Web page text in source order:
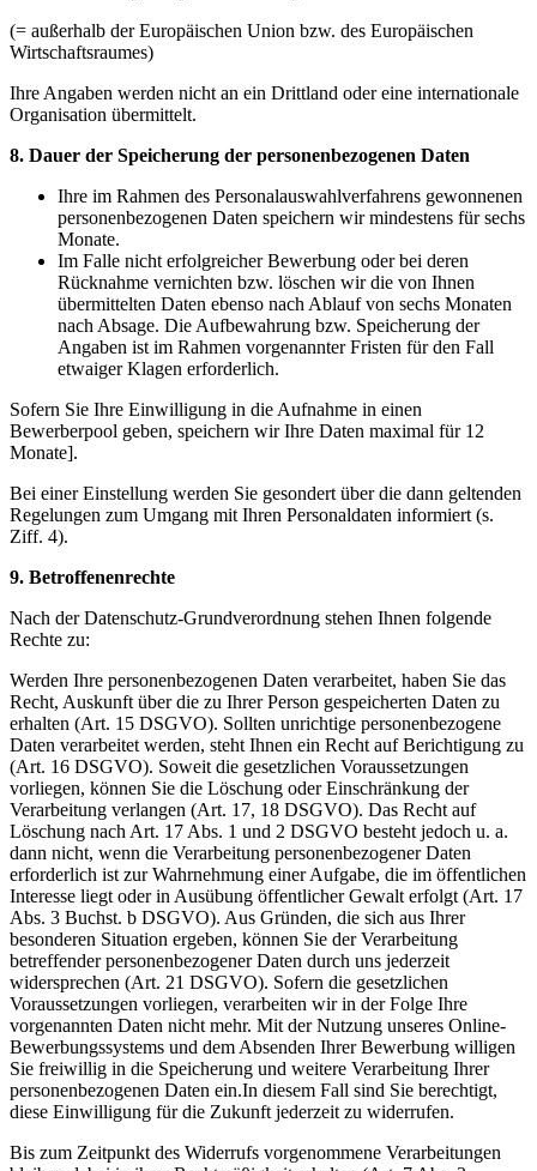
(= außerhalb der Europäischen Union bzw. des Europäischen
Wirtschaftsraumes)
Ihre Angaben werden nicht an ein Drittland oder eine internationale
Organisation übermittelt.
8. Dauer der Speicherung der personenbezogenen Daten
Ihre im Rahmen des Personalauswahlverfahrens gewonnenen
personenbezogenen Daten speichern wir mindestens für sechs
Monate.
Im Falle nicht erfolgreicher Bewerbung oder bei deren
Rücknahme vernichten bzw. löschen wir die von Ihnen
übermittelten Daten ebenso nach Ablauf von sechs Monaten
nach Absage. Die Aufbewahrung bzw. Speicherung der
Angaben ist im Rahmen vorgenannter Fristen für den Fall
etwaiger Klagen erforderlich.
Sofern Sie Ihre Einwilligung in die Aufnahme in einen
Bewerberpool geben, speichern wir Ihre Daten maximal für 12
Monate].
Bei einer Einstellung werden Sie gesondert über die dann geltenden
Regelungen zum Umgang mit Ihren Personaldaten informiert (s.
Ziff. 4).
9. Betroffenenrechte
Nach der Datenschutz-Grundverordnung stehen Ihnen folgende
Rechte zu:
Werden Ihre personenbezogenen Daten verarbeitet, haben Sie das
Recht, Auskunft über die zu Ihrer Person gespeicherten Daten zu
erhalten (Art. 15 DSGVO). Sollten unrichtige personenbezogene
Daten verarbeitet werden, steht Ihnen ein Recht auf Berichtigung zu
(Art. 16 DSGVO). Soweit die gesetzlichen Voraussetzungen
vorliegen, können Sie die Löschung oder Einschränkung der
Verarbeitung verlangen (Art. 17, 18 DSGVO). Das Recht auf
Löschung nach Art. 17 Abs. 1 und 2 DSGVO besteht jedoch u. a.
dann nicht, wenn die Verarbeitung personenbezogener Daten
erforderlich ist zur Wahrnehmung einer Aufgabe, die im öffentlichen
Interesse liegt oder in Ausübung öffentlicher Gewalt erfolgt (Art. 17
Abs. 3 Buchst. b DSGVO). Aus Gründen, die sich aus Ihrer
besonderen Situation ergeben, können Sie der Verarbeitung
betreffender personenbezogener Daten durch uns jederzeit
widersprechen (Art. 21 DSGVO). Sofern die gesetzlichen
Voraussetzungen vorliegen, verarbeiten wir in der Folge Ihre
vorgenannten Daten nicht mehr. Mit der Nutzung unseres Online-
Bewerbungssystems und dem Absenden Ihrer Bewerbung willigen
Sie freiwillig in die Speicherung und weitere Verarbeitung Ihrer
personenbezogenen Daten ein.In diesem Fall sind Sie berechtigt,
diese Einwilligung für die Zukunft jederzeit zu widerrufen.
Bis zum Zeitpunkt des Widerrufs vorgenommene Verarbeitungen